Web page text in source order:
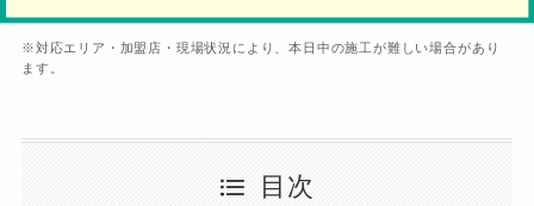
※対応エリア・加盟店・現場状況により、本日中の施工が難しい場合があり
ます。
目次